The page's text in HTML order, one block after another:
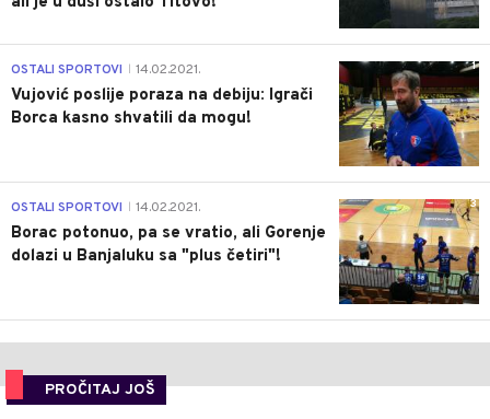
1
OSTALI SPORTOVI 14.02.2021.
Vujović poslije poraza na debiju: Igrači
Borca kasno shvatili da mogu!
3
OSTALI SPORTOVI 14.02.2021.
Borac potonuo, pa se vratio, ali Gorenje
dolazi u Banjaluku sa "plus četiri"!
PROČITAJ JOŠ